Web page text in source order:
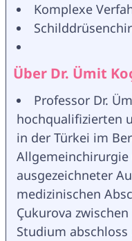
Komplexe
Über Dr. Ümit
Professor Dr.
hochqualifizierten
in der Türkei im
ausgezeichneter
medizinischen
Çukurova
Studium